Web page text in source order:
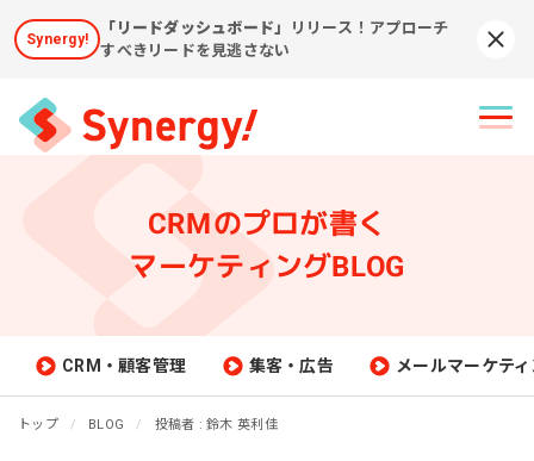
Synergy!
「リードダッシュボード」
リリース！アプローチ
すべきリードを見逃さない
CRMのプロが書く
マーケティングBLOG
CRM・顧客管理 集客・広告 メールマーケテ
トップ BLOG 投稿者 : 鈴木 英利佳